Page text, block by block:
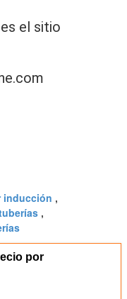
el sitio
inducción ,
,
por